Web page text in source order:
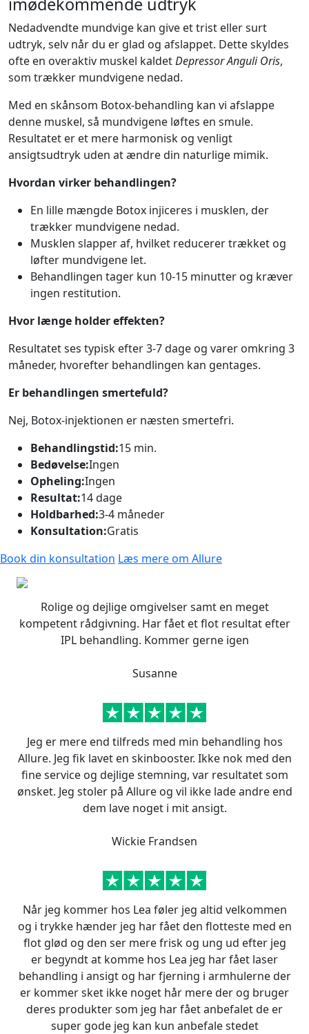
Nedadvendte mundvige kan give et trist eller surt
udtryk, selv når du er glad og afslappet. Dette skyldes
ofte en overaktiv muskel kaldetDepressor Anguli Oris,
som trækker mundvigene nedad.
Med en skånsom Botox-behandling kan vi afslappe
denne muskel, så mundvigene løftes en smule.
Resultatet er et mere harmonisk og venligt
ansigtsudtryk uden at ændre din naturlige mimik.
Hvordan virker behandlingen?
En lille mængde Botox injiceres i musklen, der
trækker mundvigene nedad.
Musklen slapper af, hvilket reducerer trækket og
løfter mundvigene let.
Behandlingen tager kun 10-15 minutter og kræver
ingen restitution.
Hvor længe holder effekten?
Resultatet ses typisk efter 3-7 dage og varer omkring 3
måneder, hvorefter behandlingen kan gentages.
Er behandlingen smertefuld?
Nej, Botox-injektionen er næsten smertefri.
Behandlingstid:15 min.
Bedøvelse:Ingen
Opheling:Ingen
Resultat:14 dage
Holdbarhed:3-4 måneder
Konsultation:Gratis
Book din konsultation Læs mere om Allure
Rolige og dejlige omgivelser samt en meget
kompetent rådgivning. Har fået et flot resultat efter
IPL behandling. Kommer gerne igen
Susanne
Jeg er mere end tilfreds med min behandling hos
Allure. Jeg fik lavet en skinbooster. Ikke nok med den
fine service og dejlige stemning, var resultatet som
ønsket. Jeg stoler på Allure og vil ikke lade andre end
dem lave noget i mit ansigt.
Wickie Frandsen
Når jeg kommer hos Lea føler jeg altid velkommen
og i trykke hænder jeg har fået den flotteste med en
flot glød og den ser mere frisk og ung ud efter jeg
er begyndt at komme hos Lea jeg har fået laser
behandling i ansigt og har fjerning i armhulerne der
er kommer sket ikke noget hår mere der og bruger
deres produkter som jeg har fået anbefalet de er
super gode jeg kan kun anbefale stedet